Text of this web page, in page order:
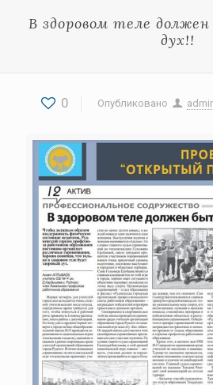
В здоровом теле
дух!!
0 Опубликовано